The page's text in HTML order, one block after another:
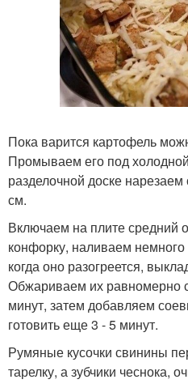
Пока варится картофель
Промываем его под
разделочной доске
см.
Включаем на плите средний
конфорку, наливаем немного
когда оно разогреется,
Обжариваем их равномерно
минут, затем добавляем
готовить еще 3 - 5 минут.
Румяные кусочки свинины
тарелку, а зубчики чеснока,